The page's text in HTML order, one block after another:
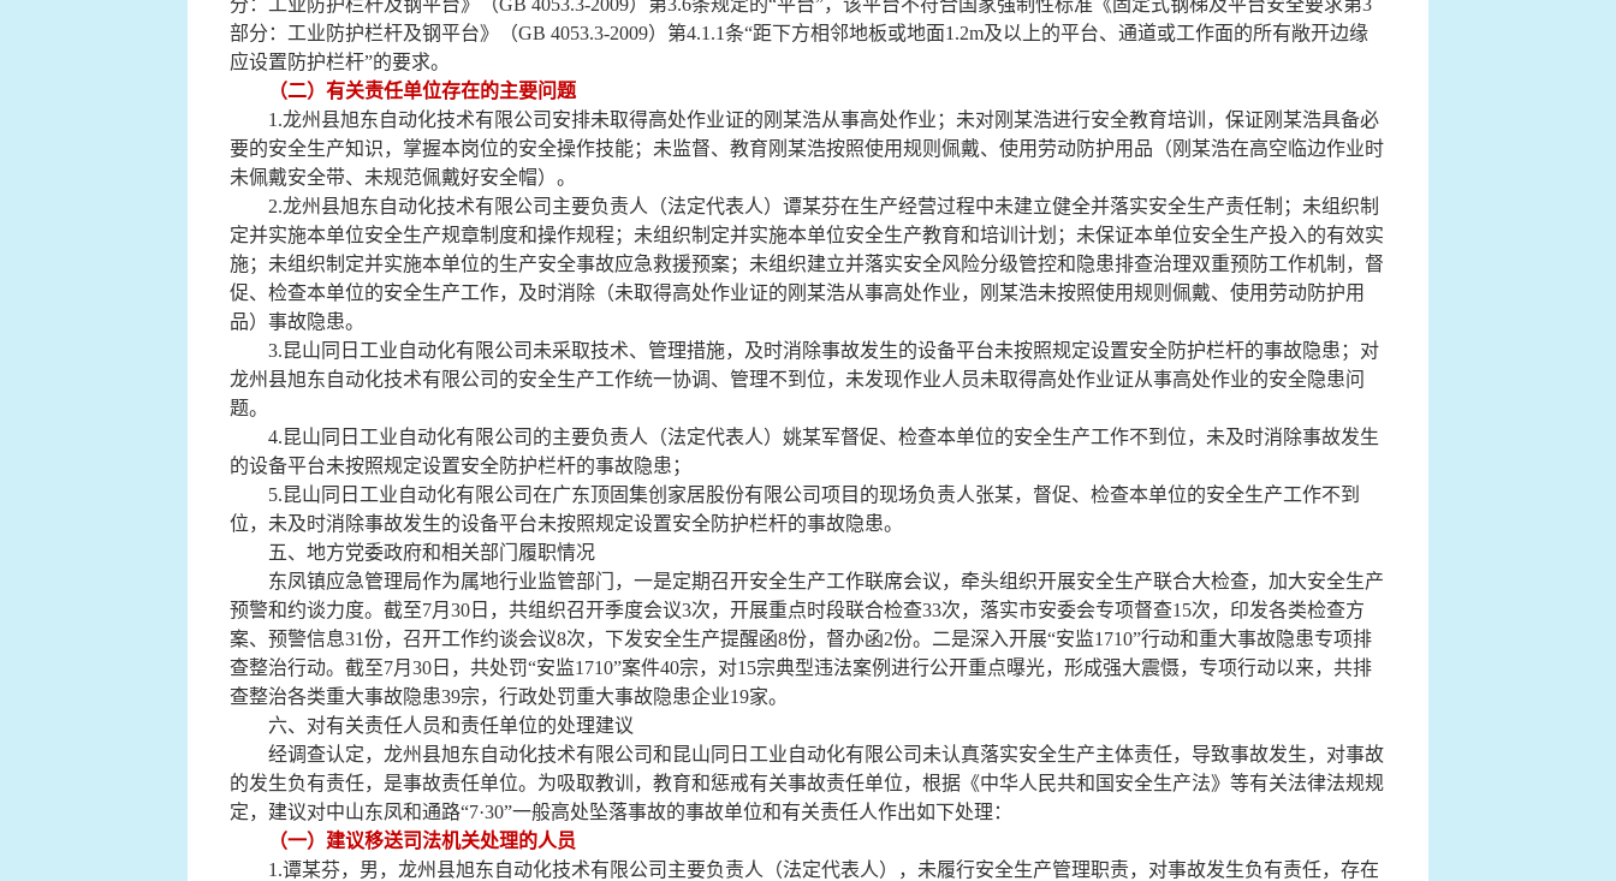
分：工业防护栏杆及钢平台》（GB 4053.3-2009）第3.6条规定的“平台”，该平台不符合国家强制性标准《固定式钢梯及平台安全要求第3
部分：工业防护栏杆及钢平台》（GB 4053.3-2009）第4.1.1条“距下方相邻地板或地面1.2m及以上的平台、通道或工作面的所有敞开边缘
应设置防护栏杆”的要求。
（二）有关责任单位存在的主要问题
1.龙州县旭东自动化技术有限公司安排未取得高处作业证的刚某浩从事高处作业；未对刚某浩进行安全教育培训，保证刚某浩具备必
要的安全生产知识，掌握本岗位的安全操作技能；未监督、教育刚某浩按照使用规则佩戴、使用劳动防护用品（刚某浩在高空临边作业时
未佩戴安全带、未规范佩戴好安全帽） 。
2.龙州县旭东自动化技术有限公司主要负责人（法定代表人） 谭某芬在生产经营过程中未建立健全并落实安全生产责任制；未组织制
定并实施本单位安全生产规章制度和操作规程；未组织制定并实施本单位安全生产教育和培训计划；未保证本单位安全生产投入的有效实
施；未组织制定并实施本单位的生产安全事故应急救援预案； 未组织建立并落实安全风险分级管控和隐患排查治理双重预防工作机制，督
促、检查本单位的安全生产工作，及时消除（未取得高处作业证的刚某浩从事高处作业， 刚某浩未按照使用规则佩戴、使用劳动防护用
品）事故隐患。
3.昆山同日工业自动化有限公司未采取技术、管理措施，及时消除事故发生的设备平台未按照规定设置安全防护栏杆的事故隐患；对
龙州县旭东自动化技术有限公司的安全生产工作统一协调、管理不到位，未发现作业人员未取得高处作业证从事高处作业的安全隐患问
题。
4.昆山同日工业自动化有限公司的主要负责人（法定代表人） 姚某军督促、检查本单位的安全生产工作不到位， 未及时消除事故发生
的设备平台未按照规定设置安全防护栏杆的事故隐患；
5.昆山同日工业自动化有限公司在广东顶固集创家居股份有限公司项目的现场负责人张某，督促、检查本单位的安全生产工作不到
位，未及时消除事故发生的设备平台未按照规定设置安全防护栏杆的事故隐患。
五、地方党委政府和相关部门履职情况
东凤镇应急管理局作为属地行业监管部门，一是定期召开安全生产工作联席会议， 牵头组织开展安全生产联合大检查， 加大安全生产
预警和约谈力度。截至7月30日，共组织召开季度会议3次，开展重点时段联合检查33次，落实市安委会专项督查15次，印发各类检查方
案、预警信息31份，召开工作约谈会议8次，下发安全生产提醒函8份，督办函2份。 二是深入开展“安监1710”行动和重大事故隐患专项排
查整治行动。截至7月30日，共处罚“安监1710”案件40宗，对15宗典型违法案例进行公开重点曝光，形成强大震慑， 专项行动以来，共排
查整治各类重大事故隐患39宗，行政处罚重大事故隐患企业19家。
六、对有关责任人员和责任单位的处理建议
经调查认定，龙州县旭东自动化技术有限公司和 昆山同日工业自动化有限公司未认真落实安全生产主体责任，导致事故发生，对事故
的发生负有责任，是事故责任单位。为吸取教训，教育和惩戒有关事故责任单位，根据《中华人民共和国安全生产法》等有关法律法规规
定，建议对中山东凤和通路“7·30”一般高处坠落事故的事故单位和有关责任人作出如下处理：
（一） 建议移送司法机关处理的人员
1.谭某芬，男，龙州县旭东自动化技术有限公司主要负责人（法定代表人），未履行安全生产管理职责，对事故发生负有责任，存在